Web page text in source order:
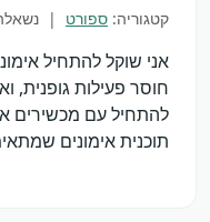
קטגוריה: ספורט |
אני שוקל להתחיל
חוסר פעילות גופנית,
להתחיל עם מכשירים
תוכנית אימונים